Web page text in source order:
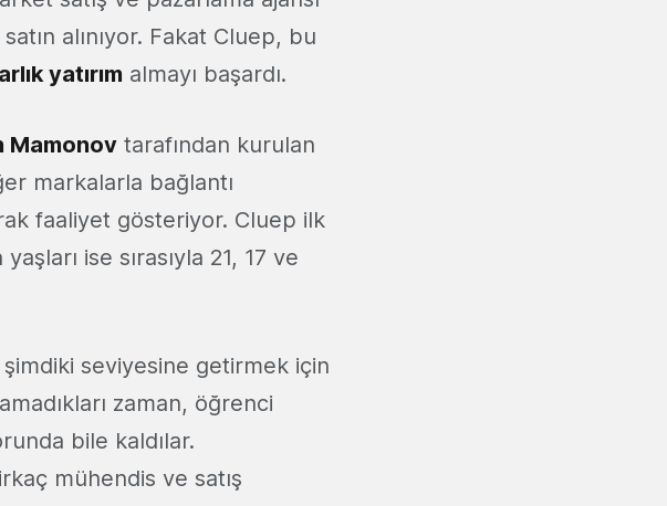
alınıyor. Fakat Cluep, bu
yatırım almayı başardı.
Mamonov tarafından kurulan
markalarla bağlantı
faaliyet gösteriyor. Cluep ilk
ise sırasıyla 21, 17 ve
seviyesine getirmek için
zaman, öğrenci
bile kaldılar.
mühendis ve satış